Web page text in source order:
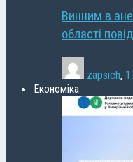
Винним в
області
zapsich,
Економіка